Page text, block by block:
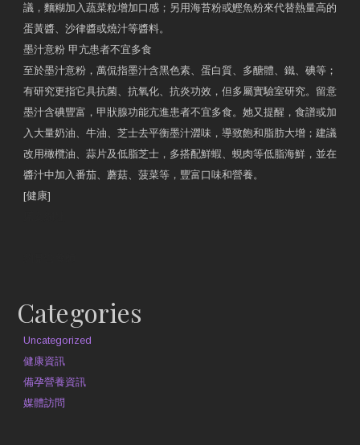
議，麵糊加入蔬菜粒增加口感；另用海苔粉或鰹魚粉來代替熱量高的
蛋黃醬、沙律醬或燒汁等醬料。
墨汁意粉 甲亢患者不宜多食
至於墨汁意粉，萬侃指墨汁含黑色素、蛋白質、多醣體、鐵、碘等；
有研究更指它具抗菌、抗氧化、抗炎功效，但多屬實驗室研究。留意
墨汁含碘豐富，甲狀腺功能亢進患者不宜多食。她又提醒，食譜或加
入大量奶油、牛油、芝士去平衡墨汁澀味，導致飽和脂肪大增；建議
改用橄欖油、蒜片及低脂芝士，多搭配鮮蝦、蜆肉等低脂海鮮，並在
醬汁中加入番茄、蘑菇、菠菜等，豐富口味和營養。
[健康]
Categories
Uncategorized
健康資訊
備孕營養資訊
媒體訪問